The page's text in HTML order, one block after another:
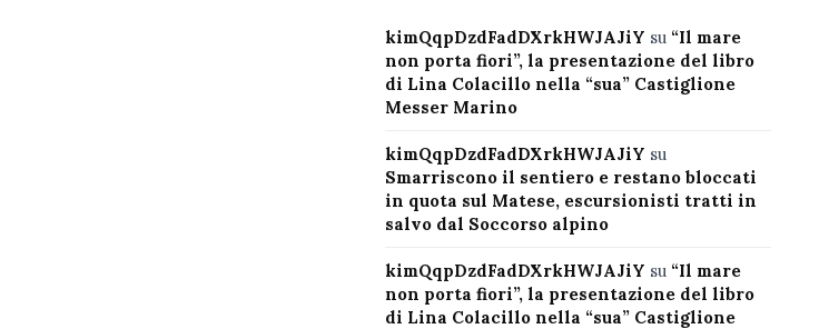
kimQqpDzdFadDXrkHWJAJiY su “Il mare
non porta fiori”, la presentazione del libro
di Lina Colacillo nella “sua” Castiglione
Messer Marino
kimQqpDzdFadDXrkHWJAJiY su
Smarriscono il sentiero e restano bloccati
in quota sul Matese, escursionisti tratti in
salvo dal Soccorso alpino
kimQqpDzdFadDXrkHWJAJiY su “Il mare
non porta fiori”, la presentazione del libro
di Lina Colacillo nella “sua” Castiglione